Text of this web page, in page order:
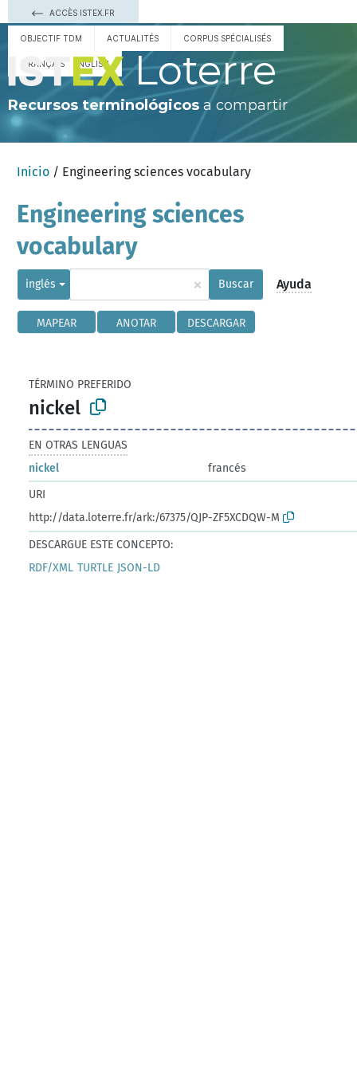
ACCÈS ISTEX.FR
OBJECTIF TDM ACTUALITÉS CORPUS SPÉCIALISÉS
FRANÇAIS ENGLISH Loterre
Recursos terminológicos a compartir
Inicio / Engineering sciences vocabulary
Engineering sciences
vocabulary
inglés × Buscar Ayuda
MAPEAR ANOTAR DESCARGAR
TÉRMINO PREFERIDO
nickel
EN OTRAS LENGUAS
nickel
francés
URI
http://data.loterre.fr/ark:/67375/QJP-ZF5XCDQW-M
DESCARGUE ESTE CONCEPTO:
RDF/XML TURTLE JSON-LD